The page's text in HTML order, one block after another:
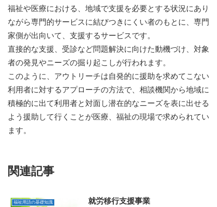
福祉や医療における、地域で支援を必要とする状況にあり
ながら専門的サービスに結びつきにくい者のもとに、専門
家側が出向いて、支援するサービスです。
直接的な支援、受診など問題解決に向けた動機づけ、対象
者の発見やニーズの掘り起こしが行われます。
このように、アウトリーチは自発的に援助を求めてこない
利用者に対するアプローチの方法で、相談機関から地域に
積極的に出て利用者と対面し潜在的なニーズを表に出せる
よう援助して行くことが医療、福祉の現場で求められてい
ます。
関連記事
福祉用語の基礎知識 就労移行支援事業